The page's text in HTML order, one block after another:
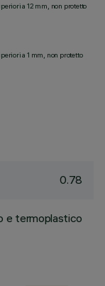
a 12 mm, non protetto
a 1 mm, non protetto
0.78
e termoplastico